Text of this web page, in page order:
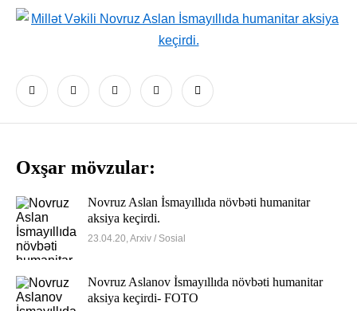
Oxşar mövzular:
Novruz Aslan İsmayıllıda növbəti humanitar
aksiya keçirdi.
23.04.20, Arxiv / Sosial
Novruz Aslanov İsmayıllıda növbəti humanitar
aksiya keçirdi- FOTO